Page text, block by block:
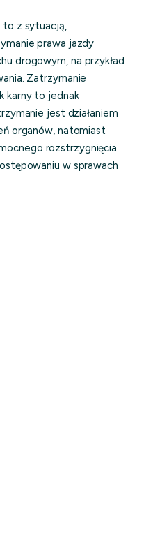
to z sytuacją,
prawa jazdy
drogowym, na przykład
Zatrzymanie
karny to jednak
jest działaniem
organów, natomiast
rozstrzygnięcia
w sprawach